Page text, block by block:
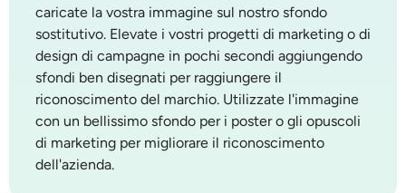
caricate la vostra immagine sul nostro sfondo
sostitutivo. Elevate i vostri progetti di marketing o di
design di campagne in pochi secondi aggiungendo
sfondi ben disegnati per raggiungere il
riconoscimento del marchio. Utilizzate l'immagine
con un bellissimo sfondo per i poster o gli opuscoli
di marketing per migliorare il riconoscimento
dell'azienda.